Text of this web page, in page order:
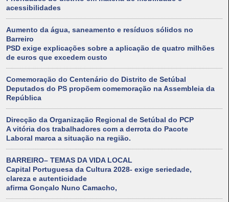
acessibilidades
Aumento da água, saneamento e resíduos sólidos no
Barreiro
PSD exige explicações sobre a aplicação de quatro milhões
de euros que excedem custo
Comemoração do Centenário do Distrito de Setúbal
Deputados do PS propõem comemoração na Assembleia da
República
Direcção da Organização Regional de Setúbal do PCP
A vitória dos trabalhadores com a derrota do Pacote
Laboral marca a situação na região.
BARREIRO– TEMAS DA VIDA LOCAL
Capital Portuguesa da Cultura 2028- exige seriedade,
clareza e autenticidade
afirma Gonçalo Nuno Camacho,